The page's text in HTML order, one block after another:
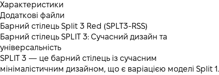
Характеристики
Додаткові файли
Барний стілець Split 3 Red (SPLT3-RSS)
Барний стілець SPLIT 3: Сучасний дизайн та
універсальність
SPLIT 3 — це барний стілець із сучасним
мінімалістичним дизайном, що є варіацією моделі Split 1.